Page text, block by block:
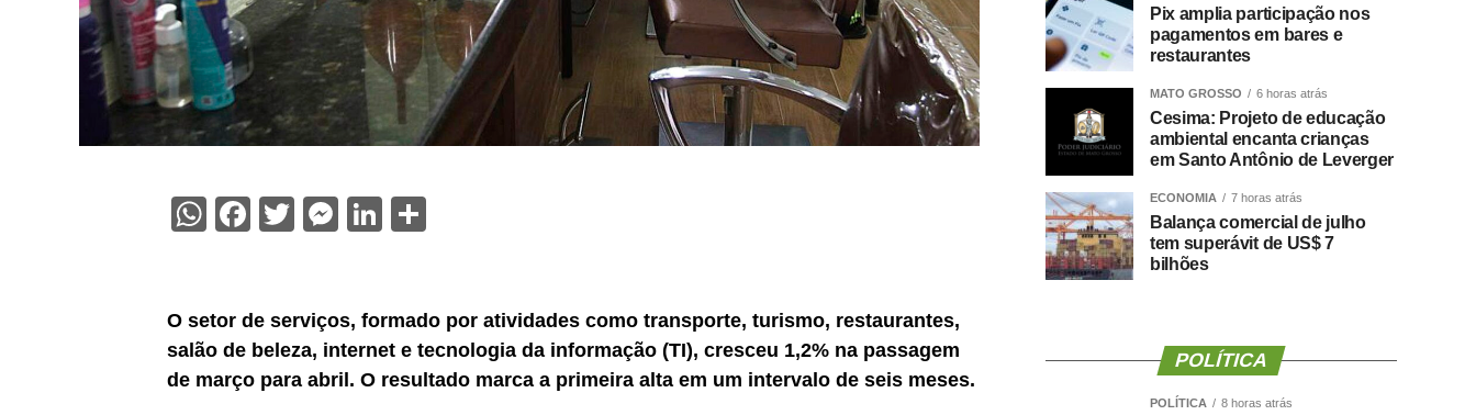
WhatsApp
Facebook
TwitterMessenger
LinkedIn
O setor de serviços, formado por atividades como transporte, turismo, restaurantes,
salão de beleza, internet e tecnologia da informação (TI), cresceu 1,2% na passagem
de março para abril. O resultado marca a primeira alta em um intervalo de seis meses.
Pix amplia participação nos
pagamentos em bares e
restaurantes
MATO GROSSO 6 horas atrás
Cesima: Projeto de educação
ambiental encanta crianças
em Santo Antônio de Leverger
ECONOMIA 7 horas atrás
Balança comercial de julho
tem superávit de US$ 7
bilhões
POLÍTICA
POLÍTICA 8 horas atrás